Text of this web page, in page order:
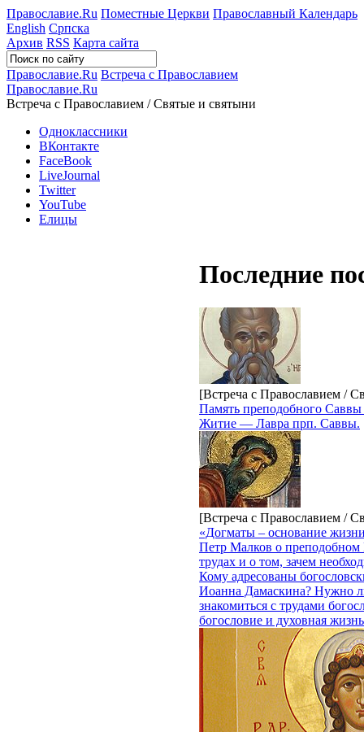
Православие.Ru Поместные Церкви Православный Календарь
English Српска
Архив RSS Карта сайта
Православие.Ru Встреча с Православием
Православие.Ru
Встреча с Православием / Святые и святыни
Одноклассники
ВКонтакте
FaceBook
LiveJournal
Twitter
YouTube
Елицы
Последние
[Встреча с Православием /
Память преподобного
Житие — Лавра прп. Саввы.
[Встреча с Православием /
«Догматы – основание
Петр Малков о преподобном
трудах и о том, зачем
Кому адресованы
Иоанна Дамаскина? Нужно
знакомиться с трудами
богословие и духовная